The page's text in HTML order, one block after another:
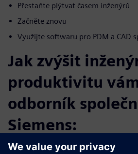
Přestaňte plýtvat časem inženýrů
Začněte znovu
Využijte softwaru pro PDM a CAD
Jak zvýšit
produktivitu
odborník
Siemens:
Kurt Pennington – Technický